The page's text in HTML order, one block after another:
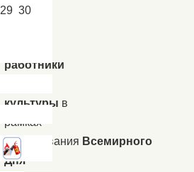
июня
работники
культуры в
рамках
празднования Всемирного
Дня
29 30